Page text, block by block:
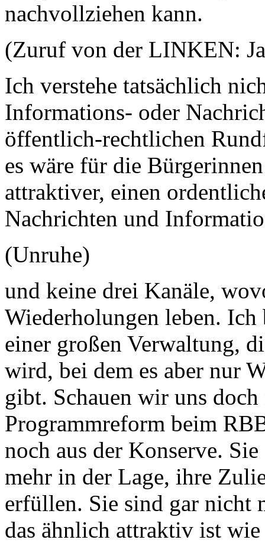
nachvollziehen kann.
(Zuruf von der LINKEN:
Ich verstehe tatsächlich
Informations- oder
öffentlich-rechtlichen
es wäre für die
attraktiver, einen
Nachrichten und
(Unruhe)
und keine drei Kanäle,
Wiederholungen leben.
einer großen Verwaltung,
wird, bei dem es aber nur
gibt. Schauen wir uns
Programmreform beim
noch aus der Konserve.
mehr in der Lage, ihre
erfüllen. Sie sind gar nicht
das ähnlich attraktiv ist